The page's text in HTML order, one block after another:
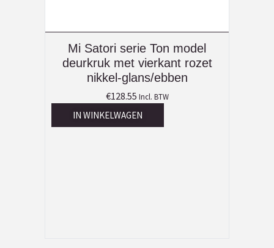
Mi Satori serie Ton model
deurkruk met vierkant rozet
nikkel-glans/ebben
€128.55 Incl. BTW
IN WINKELWAGEN